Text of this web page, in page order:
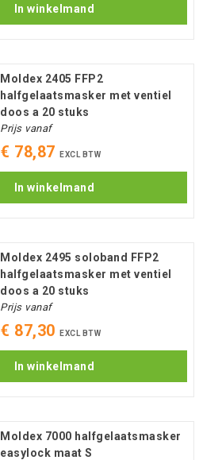
In winkelmand
Moldex 2405 FFP2
halfgelaatsmasker met ventiel
doos a 20 stuks
Prijs vanaf
€ 78,87 EXCL BTW
In winkelmand
Moldex 2495 soloband FFP2
halfgelaatsmasker met ventiel
doos a 20 stuks
Prijs vanaf
€ 87,30 EXCL BTW
In winkelmand
Moldex 7000 halfgelaatsmasker
easylock maat S